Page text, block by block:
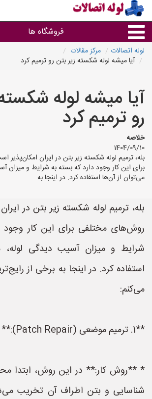
فروشگاه ها
لوله و اتصالات
سایر گروه ها
فروشگاه های لوله و اتصالات
لوله اتصالات
مرکز مقالات
آیا میشه لوله شکسته زیر بتن رو ترمیم کرد
آیا میشه لوله
رو ترمیم کرد
خلاصه
1404/09/10
بله، ترمیم لوله شکسته زیر بتن در ایران
برای این کار وجود دارد که بسته به شرایط و میزان
می‌توان از آن‌ها استفاده کرد. در اینجا به
بله، ترمیم لوله شکسته زیر بتن در
روش‌های مختلفی برای این کار وجود
شرایط و میزان آسیب دیدگی لوله،
استفاده کرد. در اینجا به برخی از
می‌کنم:
**1. ترمیم موضعی (Patch Repair):**
* **روش کار:** در این روش، ابتدا
شناسایی و بتن اطراف آن تخریب